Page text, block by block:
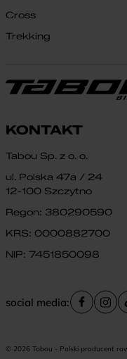
Cross
Trekking
KONTAKT
Tabou Sp. z o. o.
ul. Polska 47a / 24
12-100 Szczytno
Regon: 380290590
KRS: 0000882700
NIP: 7451850098
social media:
© 2026 Tabou - Polski producent